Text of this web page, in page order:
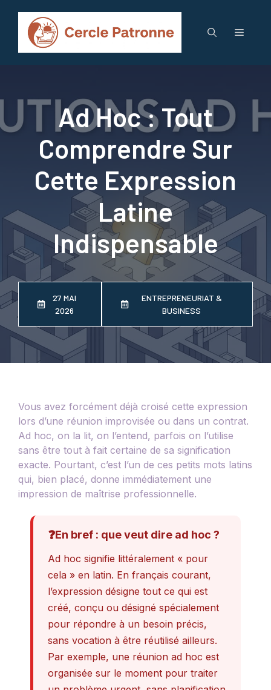
contenu
Menu
Ad Hoc : Tout
Comprendre Sur
Cette Expression
Latine
Indispensable
27 MAI
2026
ENTREPRENEURIAT &
BUSINESS
Vous avez forcément déjà croisé cette expression
lors d’une réunion improvisée ou dans un contrat.
Ad hoc, on la lit, on l’entend, parfois on l’utilise
sans être tout à fait certaine de sa signification
exacte. Pourtant, c’est l’un de ces petits mots latins
qui, bien placé, donne immédiatement une
impression de maîtrise professionnelle.
❓En bref : que veut dire ad hoc ?
Ad hoc signifie littéralement « pour
cela » en latin. En français courant,
l’expression désigne tout ce qui est
créé, conçu ou désigné spécialement
pour répondre à un besoin précis,
sans vocation à être réutilisé ailleurs.
Par exemple, une réunion ad hoc est
organisée sur le moment pour traiter